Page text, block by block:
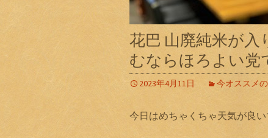
花巴 山廃純米が入
むならほろよい党
2023年4月11日 今オススメ
今日はめちゃくちゃ天気が良い